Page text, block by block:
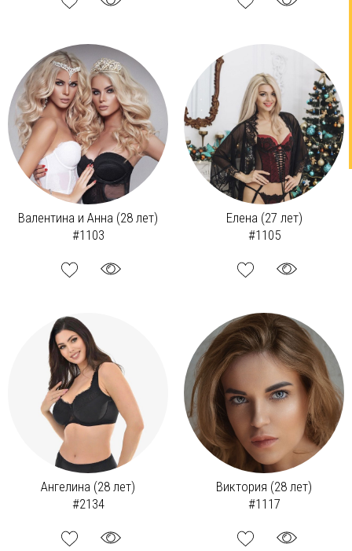
Валентина и Анна (28 лет)
#1103
Елена (27 лет)
#1105
Ангелина (28 лет)
#2134
Виктория (28 лет)
#1117